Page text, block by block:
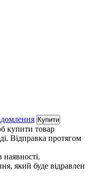
Купити
купити товар
Відправка протягом
який буде відравлен